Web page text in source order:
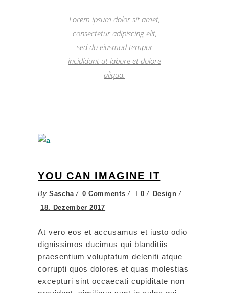
Lorem ipsum dolor sit amet,
consectetur adipiscing elit,
sed do eiusmod tempor
incididunt ut labore et dolore
aliqua.
YOU CAN IMAGINE IT
By Sascha 0 Comments 0
Design
18. Dezember 2017
At vero eos et accusamus et iusto odio
dignissimos ducimus qui blanditiis
praesentium voluptatum deleniti atque
corrupti quos dolores et quas molestias
excepturi sint occaecati cupiditate non